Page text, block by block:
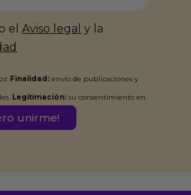
elAviso legal y la
Finalidad: envío de publicaciones y
Legitimación: su consentimiento en
Roig Muñoz. Podrás ejercer tus